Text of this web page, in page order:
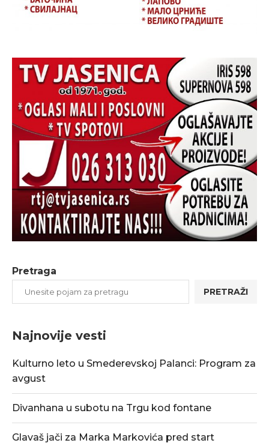
Pretraga
PRETRAŽI
Najnovije vesti
Kulturno leto u Smederevskoj Palanci: Program za
avgust
Divanhana u subotu na Trgu kod fontane
Glavaš jači za Marka Markovića pred start